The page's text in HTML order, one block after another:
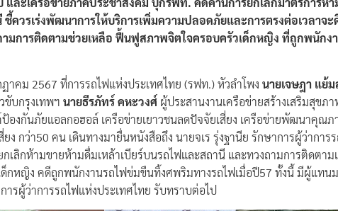
ควรเร่งพัฒนาการให้บริการเพิ่มความปลอดภัยและการตรงต่อเวลาจะ
ามการติดตามช่วยเหลือ ฟื้นฟูสภาพจิตใจครอบครัวเด็กหญิง ที่ถูกพนักง
ฏาคม 2567 ที่การรถไฟแห่งประเทศไทย (รฟท.) หัวลำโพง
นายเจษฎา แย้ม
ขับกรุงเทพฯนายธีรภัทร์ คหะวงศ์ผู้ประสานงานเครือข่ายสร้างเสริมสุขภ
ป้องกันภัยแอลกอฮอล์ เครือข่ายเยาวชนลดปัจจัยเสี่ยง เครือข่ายพัฒนาคุณภ
ง กว่า50 คน เดินทางมายื่นหนังสือถึง นายจเร รุ่งฐานีย รักษาการผู้ว่าการ
กเลิกห้ามขายห้ามดื่มเหล้าเบียร์บนรถไฟและสถานี และทวงถามการติดตา
ด็กหญิง คดีถูกพนักงานรถไฟข่มขืนทิ้งศพริมทางรถไฟเมื่อปี57 ทั้งนี้ มีผู้แทน
ารผู้ว่าการรถไฟแห่งประเทศไทย รับทราบต่อไป